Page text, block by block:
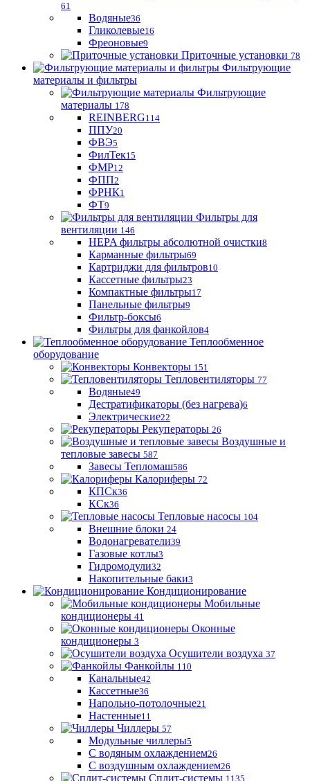
61
Водяные36
Гликолевые16
Фреоновые9
Приточные установки 78
Фильтрующие
материалы и фильтры
Фильтрующие
материaлы 178
REINBERG114
ППУ20
ФВЭ5
ФилТек15
ФМР12
ФПП2
ФРНК1
ФТ9
Фильтры для
вентиляции 146
HEPA фильтры абсолютной очистки8
Карманные фильтры69
Картриджи для фильтров10
Кассетные фильтры23
Компактные фильтры17
Панельные фильтры9
Фильтр-боксы6
Фильтры для фанкойлов4
Теплообменное
оборудование
Конвекторы 151
Тепловентиляторы 77
Водяные49
Дестратификаторы (без нагрева)6
Электрические22
Рекуператоры 26
Воздушные и
тепловые завесы 587
Завесы Тепломаш586
Калориферы 72
КПСк36
КСк36
Тепловые насосы 104
Внешние блоки 24
Водонагреватели39
Газовые котлы3
Гидромодули32
Накопительные баки3
Кондиционирование
Мобильные
кондиционеры 41
Оконные
кондиционеры 3
Осушители воздуха 37
Фанкойлы 110
Канальные42
Кассетные36
Напольно-потолочные21
Настенные11
Чиллеры 57
Модульные чиллеры5
С водяным охлаждением26
С воздушным охлаждением26
Сплит-системы 1135